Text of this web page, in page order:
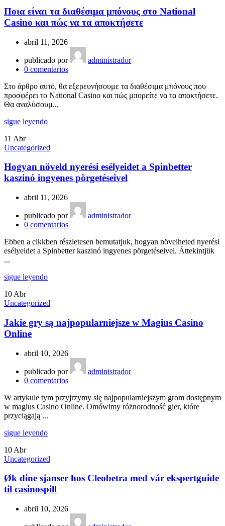
Ποια είναι τα διαθέσιμα μπόνους στο National
Casino και πώς να τα αποκτήσετε
abril 11, 2026
publicado por
administrador
0 comentarios
Στο άρθρο αυτό, θα εξερευνήσουμε τα διαθέσιμα μπόνους που
προσφέρει το National Casino και πώς μπορείτε να τα αποκτήσετε.
Θα αναλύσουμ...
sigue leyendo
11 Abr
Uncategorized
Hogyan növeld nyerési esélyeidet a Spinbetter
kaszinó ingyenes pörgetéseivel
abril 11, 2026
publicado por
administrador
0 comentarios
Ebben a cikkben részletesen bemutatjuk, hogyan növelheted nyerési
esélyeidet a Spinbetter kaszinó ingyenes pörgetéseivel. Áttekintjük
...
sigue leyendo
10 Abr
Uncategorized
Jakie gry są najpopularniejsze w Magius Casino
Online
abril 10, 2026
publicado por
administrador
0 comentarios
W artykule tym przyjrzymy się najpopularniejszym grom dostępnym
w magius Casino Online. Omówimy różnorodność gier, które
przyciągają ...
sigue leyendo
10 Abr
Uncategorized
Øk dine sjanser hos Cleobetra med vår ekspertguide
til casinospill
abril 10, 2026